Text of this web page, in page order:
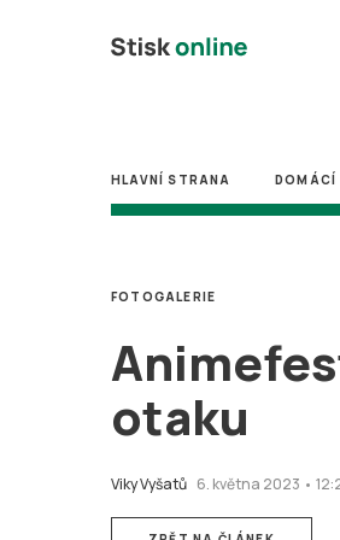
HLAVNÍ STRANA DOMÁCÍ
otaku
Viky Vyšatů 6. května 2023 •
FOTOGALERIE